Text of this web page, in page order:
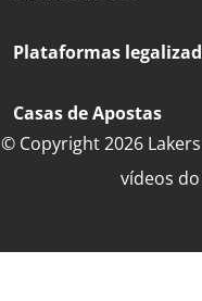
Plataformas
Casas de Apostas
© Copyright 2026
vídeos do